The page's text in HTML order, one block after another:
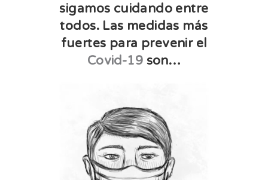
sigamos cuidando entre
todos. Las medidas más
fuertes para prevenir el
Covid-19 son…